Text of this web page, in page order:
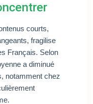
courts,
fragilise
Français. Selon
a diminué
notamment chez